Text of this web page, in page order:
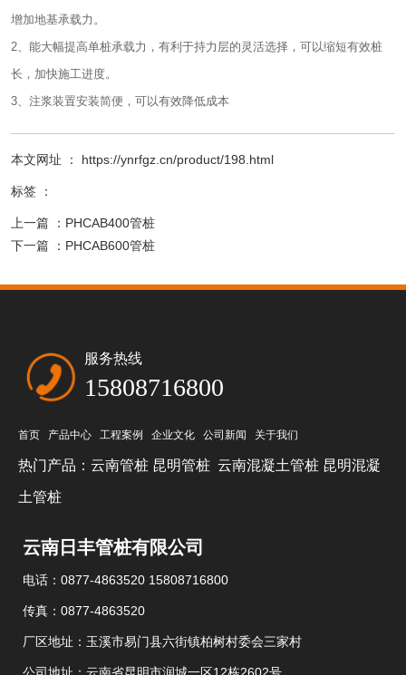
增加地基承载力。
2、能大幅提高单桩承载力，有利于持力层的灵活选择，可以缩短有效桩
长，加快施工进度。
3、注浆装置安装简便，可以有效降低成本
本文网址 ： https://ynrfgz.cn/product/198.html
标签 ：
上一篇 ： PHCAB400管桩
下一篇 ： PHCAB600管桩
服务热线
15808716800
首页 产品中心 工程案例 企业文化 公司新闻 关于我们
热门产品： 云南管桩 昆明管桩 云南混凝土管桩 昆明混凝
土管桩
云南日丰管桩有限公司
电话：0877-4863520 15808716800
传真：0877-4863520
厂区地址：玉溪市易门县六街镇柏树村委会三家村